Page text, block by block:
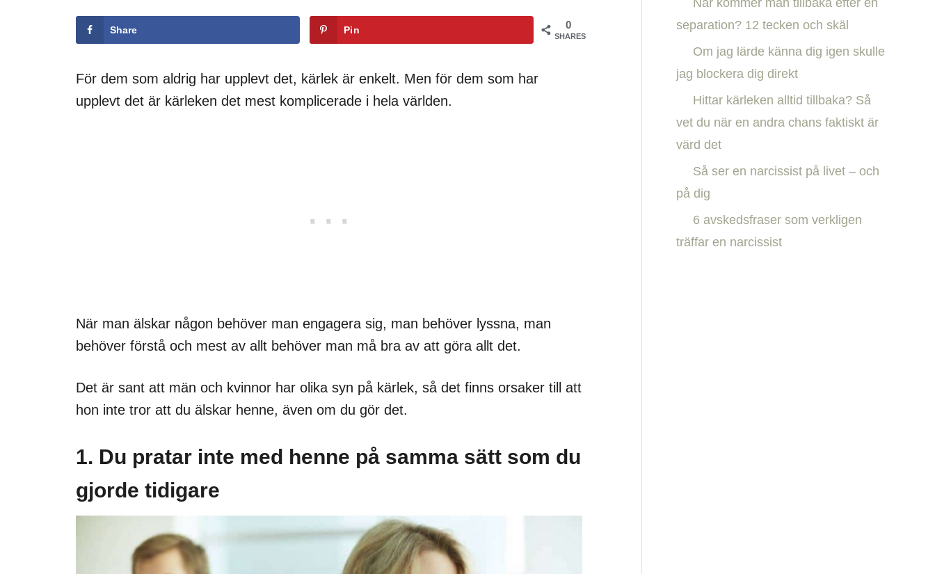
0
SHARES
Share Pin
För dem som aldrig har upplevt det, kärlek är enkelt. Men för dem som har
upplevt det är kärleken det mest komplicerade i hela världen.
När man älskar någon behöver man engagera sig, man behöver lyssna, man
behöver förstå och mest av allt behöver man må bra av att göra allt det.
Det är sant att män och kvinnor har olika syn på kärlek, så det finns orsaker till att
hon inte tror att du älskar henne, även om du gör det.
1. Du pratar inte med henne på samma sätt som du
gjorde tidigare
f
r
När kommer män tillbaka efter en
separation? 12 tecken och skäl
Om jag lärde känna dig igen skulle
jag blockera dig direkt
Hittar kärleken alltid tillbaka? Så
vet du när en andra chans faktiskt är
värd det
Så ser en narcissist på livet – och
på dig
6 avskedsfraser som verkligen
träffar en narcissist